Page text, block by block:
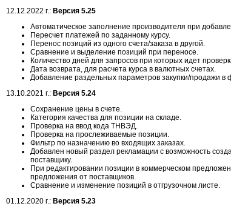
12.12.2022 г.: Версия 5.25
Автоматическое заполнение производителя при
Пересчет платежей по заданному курсу.
Перенос позиций из одного счета/заказа в другой.
Сравнение и выделение позиций при переносе.
Количество дней для запросов при которых идет
Дата возврата, для расчета курса в валютных счетах.
Добавление раздельных параметров закупки/продажи в
13.10.2021 г.: Версия 5.24
Сохранение цены в счете.
Категория качества для позиции на складе.
Проверка на ввод кода ТНВЭД.
Проверка на прослеживаемые позиции.
Фильтр по назначению во входящих заказах.
Добавлен новый раздел рекламации с возможность
поставщику.
При редактировании позиции в коммерческом
предложения от поставщиков.
Сравнение и изменение позиций в отгрузочном листе.
01.12.2020 г.: Версия 5.23